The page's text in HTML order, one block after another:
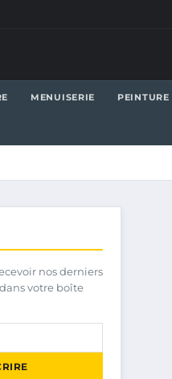
MENUISERIE PEINTURE
nos derniers
votre boîte